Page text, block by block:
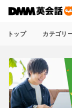
トップ カテゴリ